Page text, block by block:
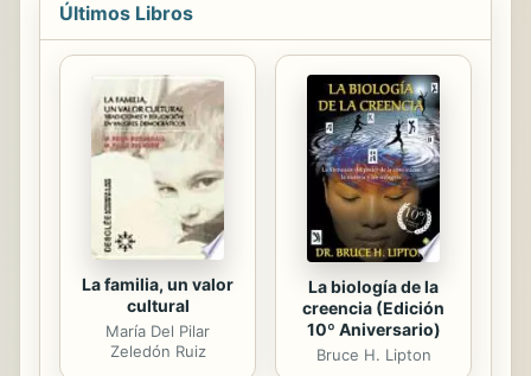
us out of focus, and we must avoid
them if we want to reach God's
dream for our lives. In this book you
will be able to identify such traps
and be free of all barriers that to
date are hindering your ministry.
Definitively, God has amazing plans
for your life, family, and...
Últimos Libros
La familia, un valor
cultural
María Del Pilar
Zeledón Ruiz
La biología de la
creencia (Edición
10º Aniversario)
Bruce H. Lipton